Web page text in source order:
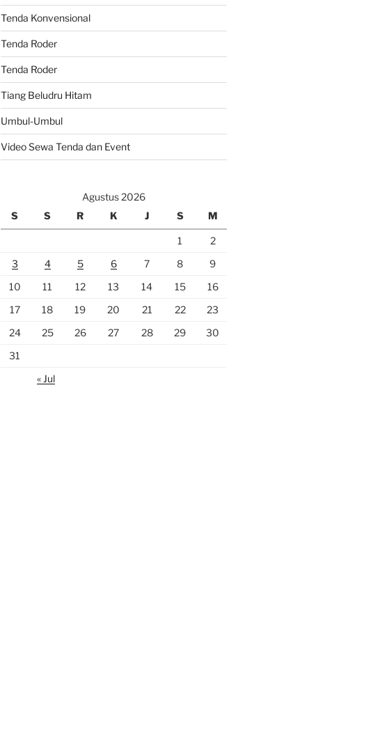
Tenda Konvensional
Tenda Roder
Tenda Roder
Tiang Beludru Hitam
Umbul-Umbul
Video Sewa Tenda dan Event
Agustus 2026
S
S R K J S M
1
2
3
4 5 6 7 8
9
10
11 12 13 14 15
16
17
18 19 20 21 22
23
24
25 26 27 28 29
30
31
« Jul